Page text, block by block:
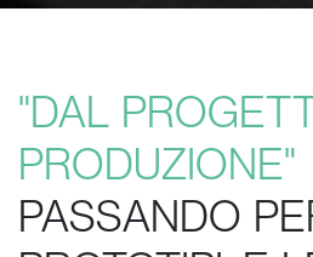
"DAL
PRODUZIONE"
PASSANDO